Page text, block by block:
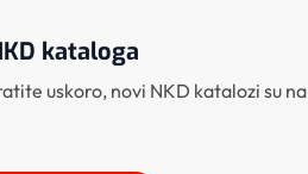
kataloga
uskoro, novi NKD katalozi su na